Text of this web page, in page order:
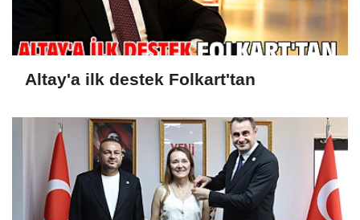
Altay'a ilk destek Folkart'tan